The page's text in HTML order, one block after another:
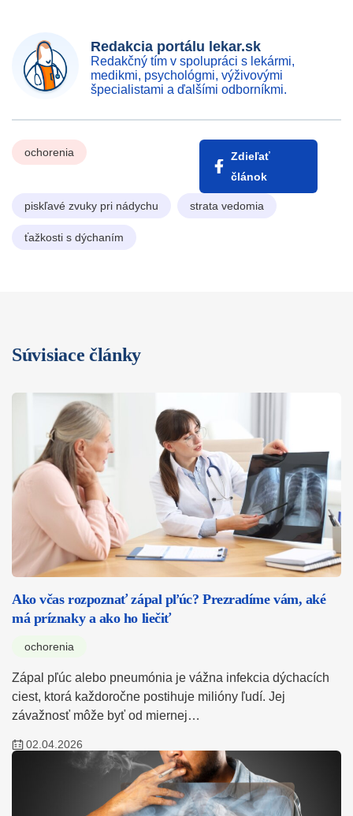
Redakcia portálu lekar.sk
Redakčný tím v spolupráci s lekármi,
medikmi, psychológmi, výživovými
špecialistami a ďalšími odborníkmi.
ochorenia
Zdieľať
článok
piskľavé zvuky pri nádychu strata vedomia
ťažkosti s dýchaním
Súvisiace články
Ako včas rozpoznať zápal pľúc? Prezradíme vám, aké
má príznaky a ako ho liečiť
ochorenia
Zápal pľúc alebo pneumónia je vážna infekcia dýchacích
ciest, ktorá každoročne postihuje milióny ľudí. Jej
závažnosť môže byť od miernej…
02.04.2026